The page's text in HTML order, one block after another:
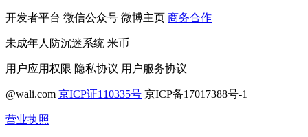
开发者平台 微信公众号 微博主页 商务合作
未成年人防沉迷系统 米币
用户应用权限 隐私协议 用户服务协议
@wali.com 京ICP证110335号 京ICP备17017388号-1
营业执照